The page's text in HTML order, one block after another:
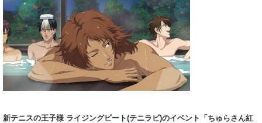
新テニスの王子様 ライジングビート(テニラビ)のイベント「ちゅらさん紅